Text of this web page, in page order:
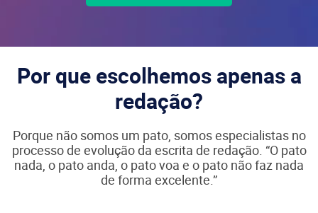
Por que escolhemos apenas a
redação?
Porque não somos um pato, somos especialistas no
processo de evolução da escrita de redação. “O pato
nada, o pato anda, o pato voa e o pato não faz nada
de forma excelente.”